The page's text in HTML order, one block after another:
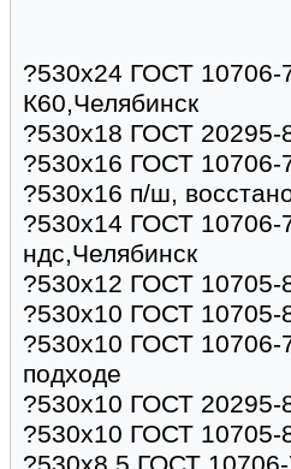
?530х24 ГОСТ 10706-
К60,Челябинск
?530х18 ГОСТ 20295-
?530х16 ГОСТ 10706-
?530х16 п/ш,
?530х14 ГОСТ
ндс,Челябинск
?530х12 ГОСТ 10705-
?530х10 ГОСТ 10705-
?530х10 ГОСТ
подходе
?530х10 ГОСТ
?530х10 ГОСТ 10705-